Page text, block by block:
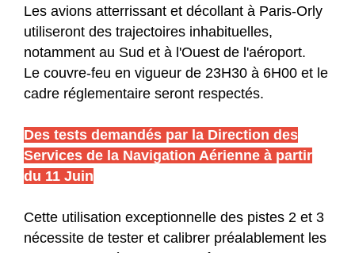
Les avions atterrissant et décollant à Paris-Orly
utiliseront des trajectoires inhabituelles,
notamment au Sud et à l'Ouest de l'aéroport.
Le couvre-feu en vigueur de 23H30 à 6H00 et le
cadre réglementaire seront respectés.
Des tests demandés par la Direction des
Services de la Navigation Aérienne à partir
du 11 Juin
Cette utilisation exceptionnelle des pistes 2 et 3
nécessite de tester et calibrer préalablement les